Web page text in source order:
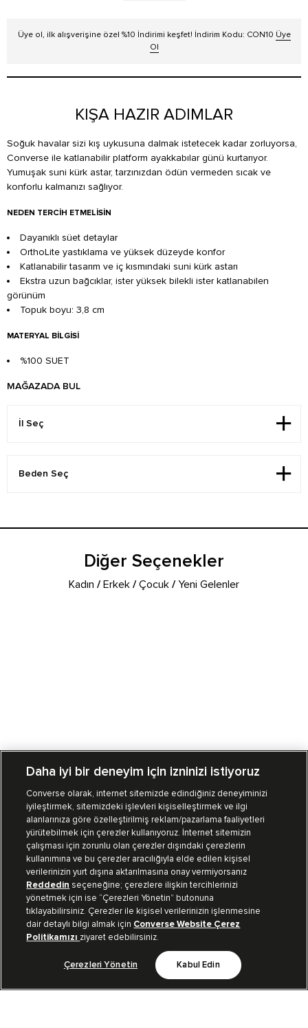
Üye ol, ilk alışverişine özel %10 İndirimi keşfet! İndirim Kodu: CON10 Üye
Ol
KIŞA HAZIR ADIMLAR
Soğuk havalar sizi kış uykusuna dalmak istetecek kadar zorluyorsa,
Converse ile katlanabilir platform ayakkabılar günü kurtarıyor.
Yumuşak suni kürk astar, tarzınızdan ödün vermeden sıcak ve
konforlu kalmanızı sağlıyor.
NEDEN TERCIH ETMELISIN
Dayanıklı süet detaylar
OrthoLite yastıklama ve yüksek düzeyde konfor
Katlanabilir tasarım ve iç kısmındaki suni kürk astarı
Ekstra uzun bağcıklar, ister yüksek bilekli ister katlanabilen
görünüm
Topuk boyu: 3,8 cm
MATERYAL BILGISI
%100 SUET
MAĞAZADA BUL
Diğer Seçenekler
Kadın /Erkek /Çocuk /Yeni Gelenler
Mağazalarımız Sipariş Takibi
Müşteri İlişkileri
Koleksiyon
Kurumsal
Bizi Takip Et
Daha iyi bir deneyim için izninizi istiyoruz
Converse olarak, internet sitemizde edindiğiniz deneyiminizi
iyileştirmek, sitemizdeki işlevleri kişiselleştirmek ve ilgi
alanlarınıza göre özelleştirilmiş reklam/pazarlama faaliyetleri
yürütebilmek için çerezler kullanıyoruz. İnternet sitemizin
çalışması için zorunlu olan çerezler dışındaki çerezlerin
kullanımına ve bu çerezler aracılığıyla elde edilen kişisel
verilerinizin yurt dışına aktarılmasına onay vermiyorsanız
Reddedin seçeneğine; çerezlere ilişkin tercihlerinizi
yönetmek için ise “Çerezleri Yönetin” butonuna
tıklayabilirsiniz. Çerezler ile kişisel verilerinizin işlenmesine
dair detaylı bilgi almak için Converse Website Çerez
Politikamızı ziyaret edebilirsiniz.
Çerezleri Yönetin Kabul Edin